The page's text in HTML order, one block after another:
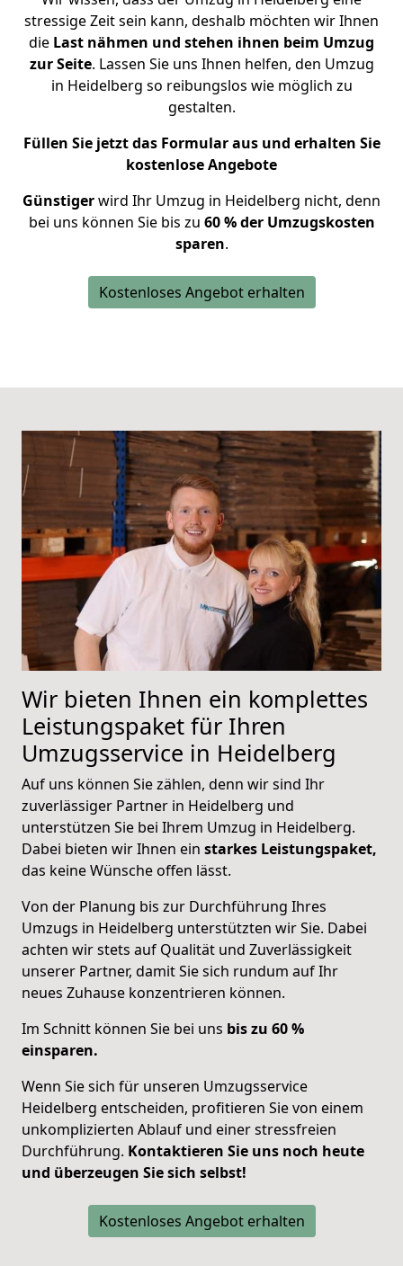
stressige Zeit sein kann, deshalb möchten wir Ihnen
die Last nähmen und stehen ihnen beim Umzug
zur Seite. Lassen Sie uns Ihnen helfen, den Umzug
in Heidelberg so reibungslos wie möglich zu
gestalten.
Füllen Sie jetzt das Formular aus und erhalten Sie
kostenlose Angebote
Günstigerwird Ihr Umzug in Heidelberg nicht, denn
bei uns können Sie bis zu 60 % der Umzugskosten
sparen.
Kostenloses Angebot erhalten
Wir bieten Ihnen ein komplettes
Leistungspaket für Ihren
Umzugsservice in Heidelberg
Auf uns können Sie zählen, denn wir sind Ihr
zuverlässiger Partner in Heidelberg und
unterstützen Sie bei Ihrem Umzug in Heidelberg.
Dabei bieten wir Ihnen ein starkes Leistungspaket,
das keine Wünsche offen lässt.
Von der Planung bis zur Durchführung Ihres
Umzugs in Heidelberg unterstützten wir Sie. Dabei
achten wir stets auf Qualität und Zuverlässigkeit
unserer Partner, damit Sie sich rundum auf Ihr
neues Zuhause konzentrieren können.
Im Schnitt können Sie bei uns bis zu 60 %
einsparen.
Wenn Sie sich für unseren Umzugsservice
Heidelberg entscheiden, profitieren Sie von einem
unkomplizierten Ablauf und einer stressfreien
Durchführung. Kontaktieren Sie uns noch heute
und überzeugen Sie sich selbst!
Kostenloses Angebot erhalten